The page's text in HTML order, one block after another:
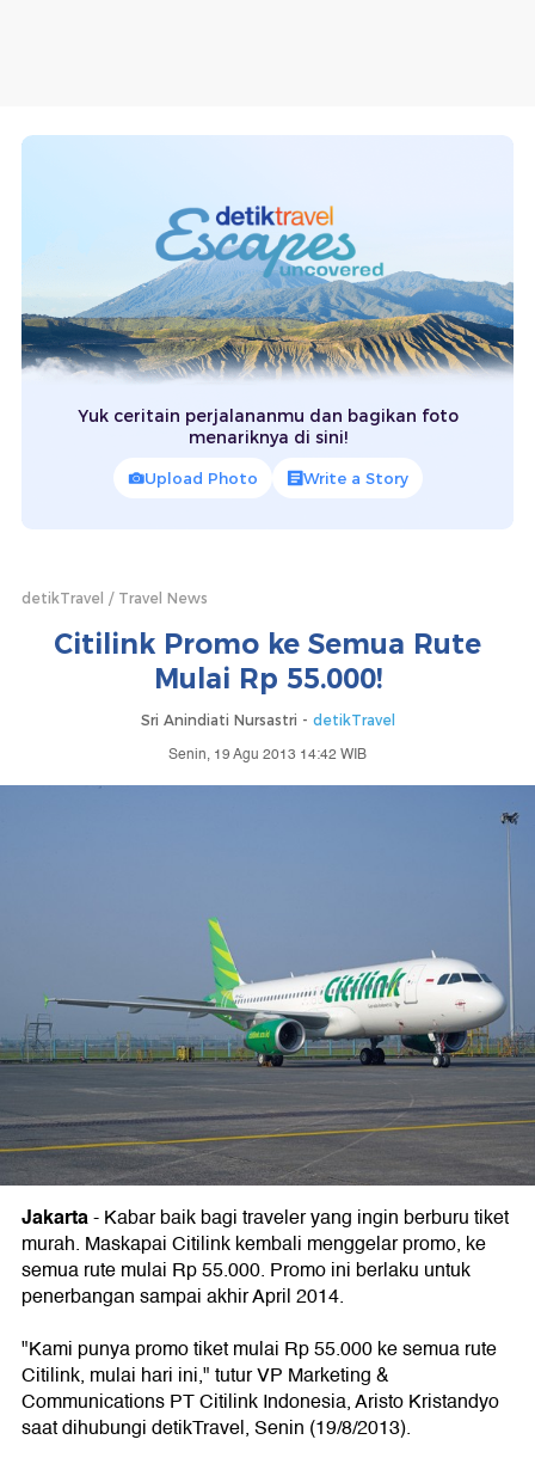
Yuk ceritain perjalananmu dan bagikan foto
menariknya di sini!
Upload Photo Write a Story
detikTravel Travel News
Citilink Promo ke Semua Rute
Mulai Rp 55.000!
Sri Anindiati Nursastri - detikTravel
Senin, 19 Agu 2013 14:42 WIB
Jakarta- Kabar baik bagi traveler yang ingin berburu tiket
murah. Maskapai Citilink kembali menggelar promo, ke
semua rute mulai Rp 55.000. Promo ini berlaku untuk
penerbangan sampai akhir April 2014.
"Kami punya promo tiket mulai Rp 55.000 ke semua rute
Citilink, mulai hari ini," tutur VP Marketing &
Communications PT Citilink Indonesia, Aristo Kristandyo
saat dihubungi detikTravel, Senin (19/8/2013).